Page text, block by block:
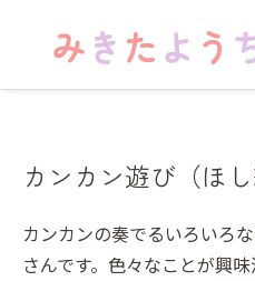
カンカン遊び（ほし
カンカンの奏でるいろいろ
さんです。色々なことが興